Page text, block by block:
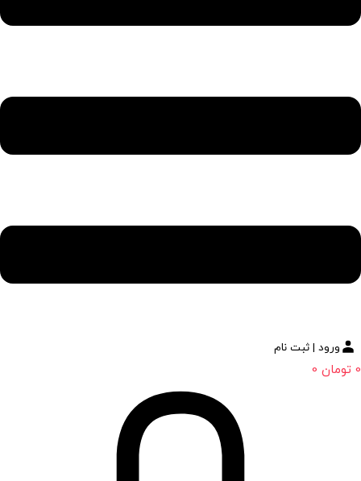
ورود | ثبت نام
0 تومان 0